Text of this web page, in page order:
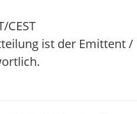
CEST
ist der Emittent /